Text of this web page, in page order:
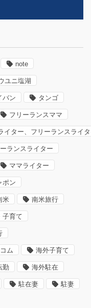
note
ユニ塩湖
バン タンゴ
フリーランスママ
イター、フリーランスライ
ランスライター
ママライター
ポン
米 南米旅行
子育て
ム 海外子育て
勤 海外駐在
駐在妻 駐妻